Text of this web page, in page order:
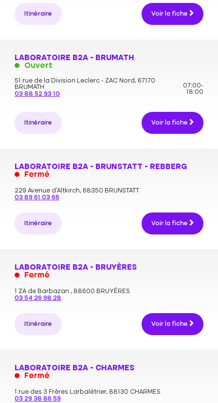
Itinéraire Voir la fiche
LABORATOIRE B2A - BRUMATH
Ouvert
51 rue de la Division Leclerc - ZAC Nord, 67170
BRUMATH
03 88 52 93 10
07:00-
18:00
Itinéraire Voir la fiche
LABORATOIRE B2A - BRUNSTATT - REBBERG
Fermé
229 Avenue d'Altkirch, 68350 BRUNSTATT
03 89 61 03 66
Itinéraire Voir la fiche
LABORATOIRE B2A - BRUYÈRES
Fermé
1 ZA de Barbazan , 88600 BRUYÈRES
03 54 26 98 28
Itinéraire Voir la fiche
LABORATOIRE B2A - CHARMES
Fermé
1 rue des 3 Frères Larbalétrier, 88130 CHARMES
03 29 38 86 59